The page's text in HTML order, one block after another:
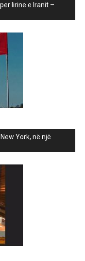
lirine e Iranit –
York, në një